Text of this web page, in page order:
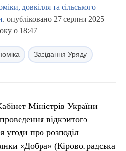
довкілля та сільського
, опубліковано 27 серпня 2025
о 18:47
Засідання Уряду
Міністрів України
відкритого
угоди про розподіл
«Добра» (Кіровоградська